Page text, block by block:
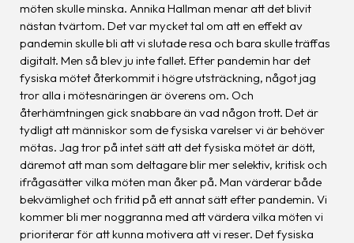
möten skulle minska. Annika Hallman menar att det blivit
nästan tvärtom. Det var mycket tal om att en effekt av
pandemin skulle bli att vi slutade resa och bara skulle träffas
digitalt. Men så blev ju inte fallet. Efter pandemin har det
fysiska mötet återkommit i högre utsträckning, något jag
tror alla i mötesnäringen är överens om. Och
återhämtningen gick snabbare än vad någon trott. Det är
tydligt att människor som de fysiska varelser vi är behöver
mötas. Jag tror på intet sätt att det fysiska mötet är dött,
däremot att man som deltagare blir mer selektiv, kritisk och
ifrågasätter vilka möten man åker på. Man värderar både
bekvämlighet och fritid på ett annat sätt efter pandemin. Vi
kommer bli mer noggranna med att värdera vilka möten vi
prioriterar för att kunna motivera att vi reser. Det fysiska